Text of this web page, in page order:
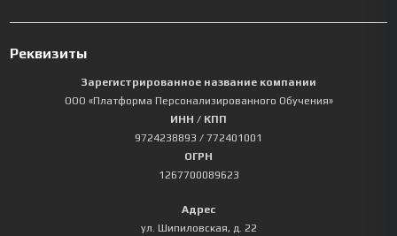
Реквизиты
Зарегистрированное название компании
ООО «Платформа Персонализированного Обучения»
ИНН / КПП
9724238893 / 772401001
ОГРН
1267700089623
Адрес
ул. Шипиловская, д. 22